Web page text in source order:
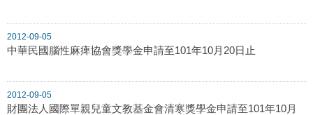
2012-09-05
中華民國腦性麻痺協會獎學金申請至101年10月20日止
2012-09-05
財團法人國際單親兒童文教基金會清寒獎學金申請至101年10月